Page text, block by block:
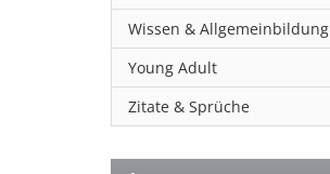
Wissen & Allgemeinbildung
Young Adult
Zitate & Sprüche